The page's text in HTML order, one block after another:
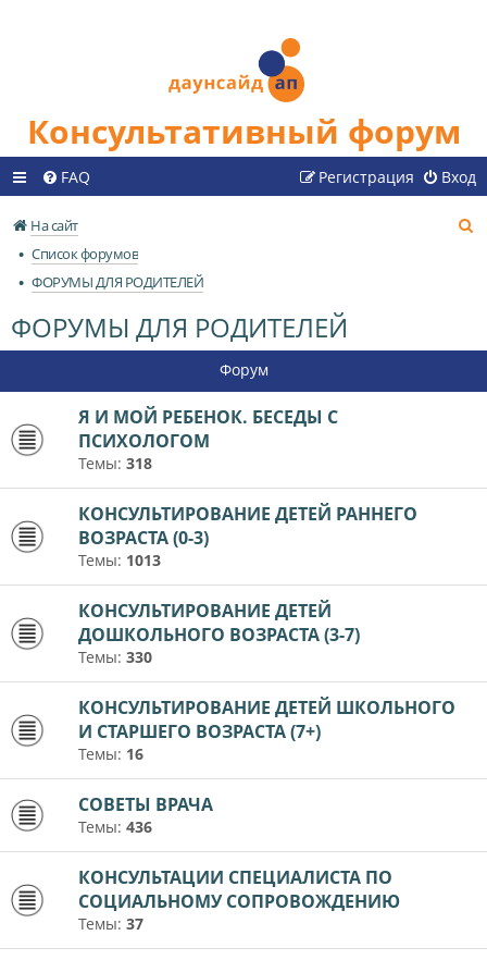
Консультативный форум
FAQ Вход
Регистрация
На сайт
Список форумов
ФОРУМЫ ДЛЯ РОДИТЕЛЕЙ
ФОРУМЫ ДЛЯ РОДИТЕЛЕЙ
Форум
Я И МОЙ РЕБЕНОК. БЕСЕДЫ С
ПСИХОЛОГОМ
Темы: 318
КОНСУЛЬТИРОВАНИЕ ДЕТЕЙ РАННЕГО
ВОЗРАСТА (0-3)
Темы: 1013
КОНСУЛЬТИРОВАНИЕ ДЕТЕЙ
ДОШКОЛЬНОГО ВОЗРАСТА (3-7)
Темы: 330
КОНСУЛЬТИРОВАНИЕ ДЕТЕЙ ШКОЛЬНОГО
И СТАРШЕГО ВОЗРАСТА (7+)
Темы: 16
СОВЕТЫ ВРАЧА
Темы: 436
КОНСУЛЬТАЦИИ СПЕЦИАЛИСТА ПО
СОЦИАЛЬНОМУ СОПРОВОЖДЕНИЮ
Темы: 37